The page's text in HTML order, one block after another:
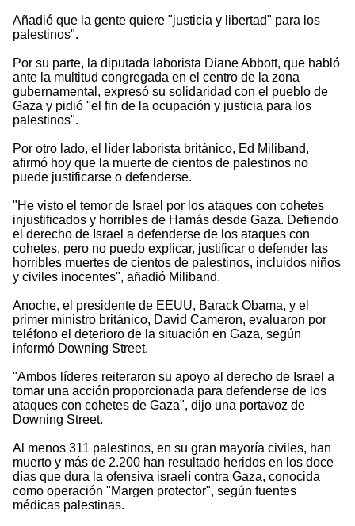
Añadió que la gente quiere "justicia y libertad" para los
palestinos".
Por su parte, la diputada laborista Diane Abbott, que habló
ante la multitud congregada en el centro de la zona
gubernamental, expresó su solidaridad con el pueblo de
Gaza y pidió "el fin de la ocupación y justicia para los
palestinos".
Por otro lado, el líder laborista británico, Ed Miliband,
afirmó hoy que la muerte de cientos de palestinos no
puede justificarse o defenderse.
"He visto el temor de Israel por los ataques con cohetes
injustificados y horribles de Hamás desde Gaza. Defiendo
el derecho de Israel a defenderse de los ataques con
cohetes, pero no puedo explicar, justificar o defender las
horribles muertes de cientos de palestinos, incluidos niños
y civiles inocentes", añadió Miliband.
Anoche, el presidente de EEUU, Barack Obama, y el
primer ministro británico, David Cameron, evaluaron por
teléfono el deterioro de la situación en Gaza, según
informó Downing Street.
"Ambos líderes reiteraron su apoyo al derecho de Israel a
tomar una acción proporcionada para defenderse de los
ataques con cohetes de Gaza", dijo una portavoz de
Downing Street.
Al menos 311 palestinos, en su gran mayoría civiles, han
muerto y más de 2.200 han resultado heridos en los doce
días que dura la ofensiva israelí contra Gaza, conocida
como operación "Margen protector", según fuentes
médicas palestinas.